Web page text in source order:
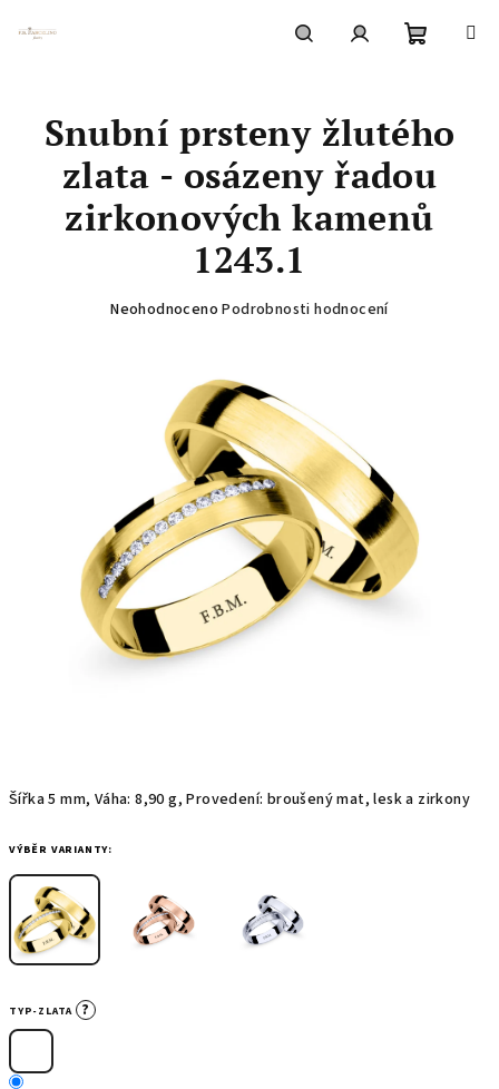
košík
Šířka 5 mm, Váha: 8,90 g, Provedení: broušený mat, lesk a zirkony
VÝBĚR VARIANTY:
TYP-ZLATA ?
Snubní prsteny žlutého
zlata - osázeny řadou
zirkonových kamenů
1243.1
Průměrné
hvězdiček.
Neohodnoceno Podrobnosti hodnocení